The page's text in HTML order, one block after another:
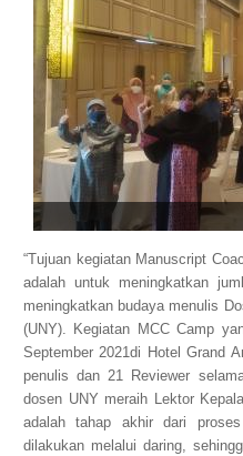
“Tujuan kegiatan Manuscript
adalah untuk meningkatkan
meningkatkan budaya menulis
(UNY). Kegiatan MCC Camp
September 2021di Hotel Grand
penulis dan21 Reviewer
dosen UNY meraih Lektor
adalah tahap akhir dari proses
dilakukan melalui daring,